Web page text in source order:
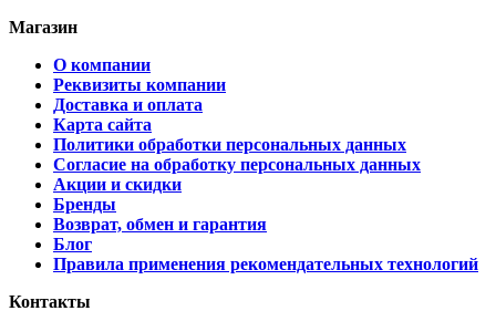
Магазин
О компании
Реквизиты компании
Доставка и оплата
Карта сайта
Политики обработки персональных данных
Согласие на обработку персональных данных
Акции и скидки
Бренды
Возврат, обмен и гарантия
Блог
Правила применения рекомендательных технологий
Контакты